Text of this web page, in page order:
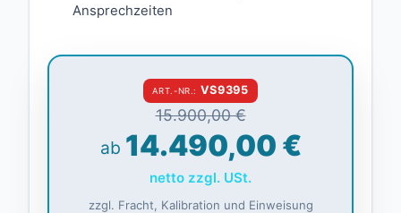
Ansprechzeiten
ART.-NR.: VS9395
15.900,00 €
ab 14.490,00 €
netto zzgl. USt.
zzgl. Fracht, Kalibration und Einweisung